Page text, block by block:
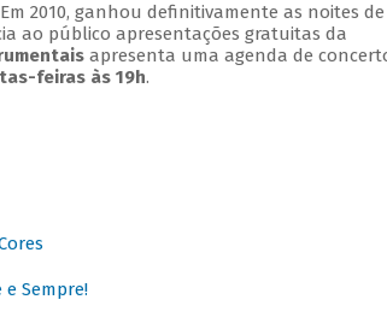
2010, ganhou definitivamente as noites de
ao público apresentações gratuitas da
apresenta uma agenda de
feiras às 19h.
e Sempre!